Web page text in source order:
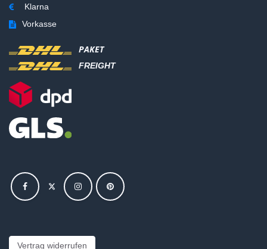
Klarna
Vorkasse
PAKET
FREIGHT
Vertrag widerrufen